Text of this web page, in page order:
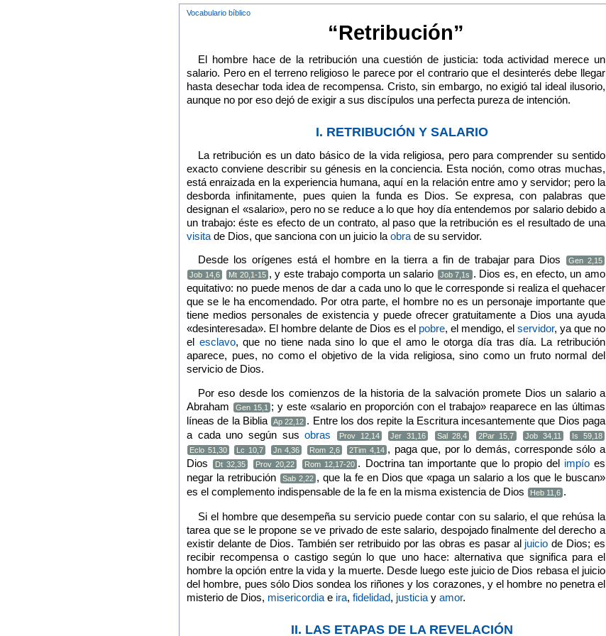
Vocabulario bíblico
“Retribución”
El hombre hace de la retribución una cuestión de justicia: toda actividad merece un
salario. Pero en el terreno religioso le parece por el contrario que el desinterés debe llegar
hasta desechar toda idea de recompensa. Cristo, sin embargo, no exigió tal ideal ilusorio,
aunque no por eso dejó de exigir a sus discípulos una perfecta pureza de intención.
I. RETRIBUCIÓN Y SALARIO
La retribución es un dato básico de la vida religiosa, pero para comprender su sentido
exacto conviene describir su génesis en la conciencia. Esta noción, como otras muchas,
está enraizada en la experiencia humana, aquí en la relación entre amo y servidor; pero la
desborda infinitamente, pues quien la funda es Dios. Se expresa, con palabras que
designan el «salario», pero no se reduce a lo que hoy día entendemos por salario debido a
un trabajo: éste es efecto de un contrato, al paso que la retribución es el resultado de una
visita de Dios, que sanciona con un juicio la obra de su servidor.
Desde los orígenes está el hombre en la tierra a fin de trabajar para Dios
Gen 2,15
Job 14,6
Mt 20,1-15 , y este trabajo comporta un salario Job 7,1s . Dios es, en efecto, un amo
equitativo: no puede menos de dar a cada uno lo que le corresponde si realiza el quehacer
que se le ha encomendado. Por otra parte, el hombre no es un personaje importante que
tiene medios personales de existencia y puede ofrecer gratuitamente a Dios una ayuda
«desinteresada». El hombre delante de Dios es el pobre, el mendigo, el servidor, ya que no
el esclavo, que no tiene nada sino lo que el amo le otorga día tras día. La retribución
aparece, pues, no como el objetivo de la vida religiosa, sino como un fruto normal del
servicio de Dios.
Por eso desde los comienzos de la historia de la salvación promete Dios un salario a
Abraham
Gen 15,1 ; y este «salario en proporción con el trabajo» reaparece en las últimas
líneas de la Biblia
Ap 22,12 . Entre los dos repite la Escritura incesantemente que Dios paga
a cada uno según susobras Prov 12,14 Jer 31,16 Sal 28,4 2Par 15,7 Job 34,11
Is 59,18
Eclo 51,30
Lc 10,7 Jn 4,36 Rom 2,6 2Tim 4,14 , paga que, por lo demás, corresponde sólo a
Dios
Dt 32,35 Prov 20,22 Rom 12,17-20 . Doctrina tan importante que lo propio del impío es
negar la retribución
Sab 2,22 , que la fe en Dios que «paga un salario a los que le buscan»
es el complemento indispensable de la fe en la misma existencia de Dios
Heb 11,6 .
Si el hombre que desempeña su servicio puede contar con su salario, el que rehúsa la
tarea que se le propone se ve privado de este salario, despojado finalmente del derecho a
existir delante de Dios. También ser retribuido por las obras es pasar al juicio de Dios; es
recibir recompensa o castigo según lo que uno hace: alternativa que significa para el
hombre la opción entre la vida y la muerte. Desde luego este juicio de Dios rebasa el juicio
del hombre, pues sólo Dios sondea los riñones y los corazones, y el hombre no penetra el
misterio de Dios, misericordia e ira, fidelidad, justicia y amor.
II. LAS ETAPAS DE LA REVELACIÓN